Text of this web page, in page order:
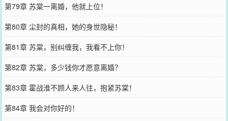
第79章 苏棠一离婚，他就上位！
第80章 尘封的真相，她的身世隐秘！
第81章 苏棠，别纠缠我，我看不上你！
第82章 苏棠，多少钱你才愿意离婚？
第83章 霍战淮不顾人来人往，抱紧苏棠！
第84章 我会对你好的！